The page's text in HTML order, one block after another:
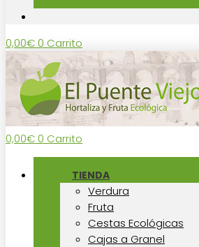
0,00€0 Carrito
0,00€0 Carrito
TIENDA
Verdura
Fruta
Cestas Ecológicas
Cajas a Granel